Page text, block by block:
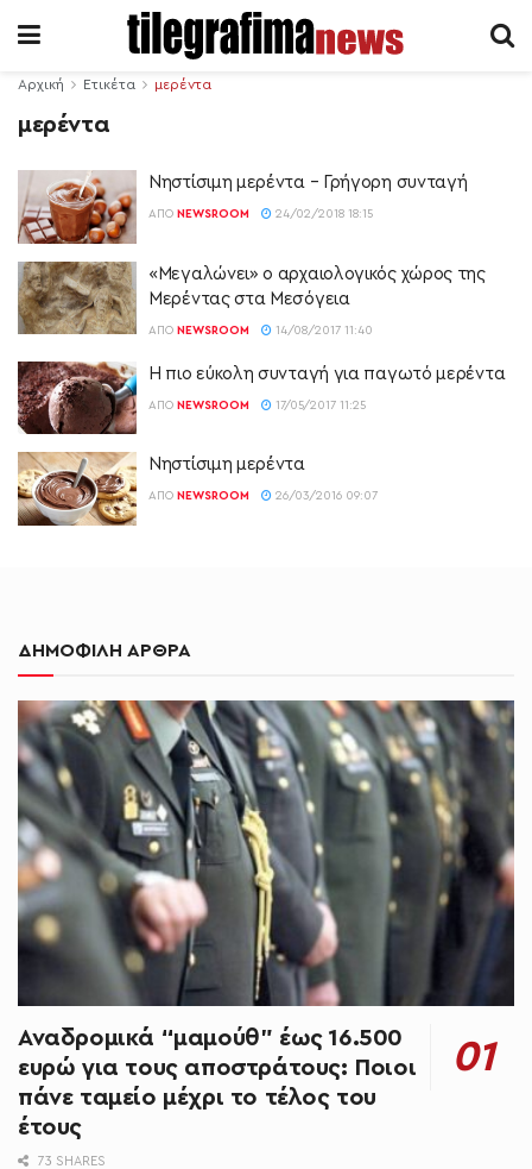
Αρχική Ετικέτα μερέντα
μερέντα
Νηστίσιμη μερέντα – Γρήγορη συνταγή
ΑΠΌ NEWSROOM 24/02/2018 18:15
«Μεγαλώνει» ο αρχαιολογικός χώρος της
Μερέντας στα Μεσόγεια
ΑΠΌ NEWSROOM 14/08/2017 11:40
Η πιο εύκολη συνταγή για παγωτό μερέντα
ΑΠΌ NEWSROOM 17/05/2017 11:25
Νηστίσιμη μερέντα
ΑΠΌ NEWSROOM 26/03/2016 09:07
ΔΗΜΟΦΙΛΗ ΑΡΘΡΑ
Αναδρομικά “μαμούθ” έως 16.500
ευρώ για τους αποστράτους: Ποιοι
πάνε ταμείο μέχρι το τέλος του
έτους
73 SHARES